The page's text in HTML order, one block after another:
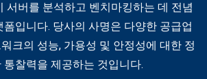
서버를 분석하고 벤치마킹하는 데 전념
입니다. 당사의 사명은 다양한 공급업
크의 성능, 가용성 및 안정성에 대한 정
찰력을 제공하는 것입니다.